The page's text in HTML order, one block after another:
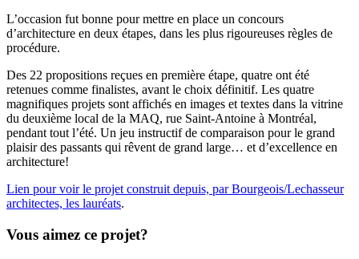
L’occasion fut bonne pour mettre en place un concours
d’architecture en deux étapes, dans les plus rigoureuses règles de
procédure.
Des 22 propositions reçues en première étape, quatre ont été
retenues comme finalistes, avant le choix définitif. Les quatre
magnifiques projets sont affichés en images et textes dans la vitrine
du deuxième local de la MAQ, rue Saint-Antoine à Montréal,
pendant tout l’été. Un jeu instructif de comparaison pour le grand
plaisir des passants qui rêvent de grand large… et d’excellence en
architecture!
Lien pour voir le projet construit depuis, par Bourgeois/Lechasseur
architectes, les lauréats.
Vous aimez ce projet?